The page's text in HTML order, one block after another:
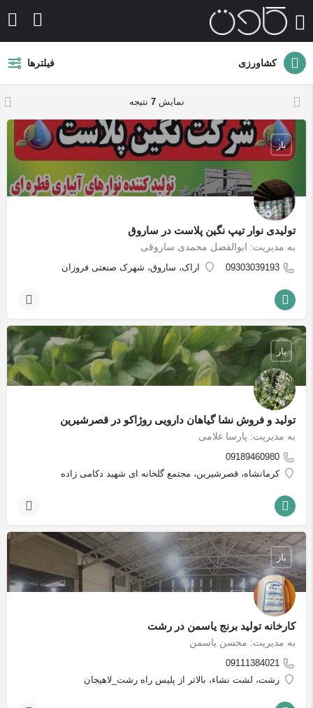
کشاورزی فیلترها
نمایش7 نتيجه
تولیدی نوار تیپ نگین پلاست در ساروق
به مدیریت: ابوالفضل محمدی ساروقی
09303039193 اراک، ساروق، شهرک صنعتی فروزان
باز
تولید و فروش نشا گیاهان دارویی روژاکو در قصرشیرین
به مدیریت: پارسا غلامی
09189460980
کرمانشاه، قصرشیرین، مجتمع گلخانه ای شهید دکامی زاده
باز
کارخانه تولید برنج یاسمن در رشت
به مدیریت: محسن یاسمن
09111384021
رشت، لشت نشاء، بالاتر از پلیس راه رشت_لاهیجان
باز